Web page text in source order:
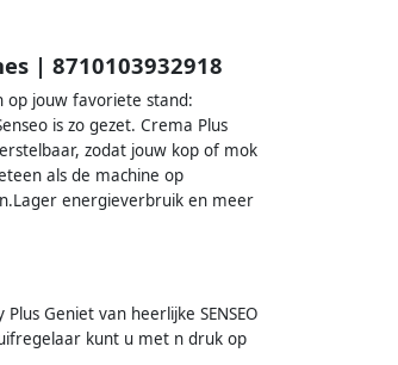
| 8710103932918
op jouw favoriete stand:
is zo gezet. Crema Plus
zodat jouw kop of mok
als de machine op
energieverbruik en meer
Geniet van heerlijke SENSEO
kunt u met n druk op